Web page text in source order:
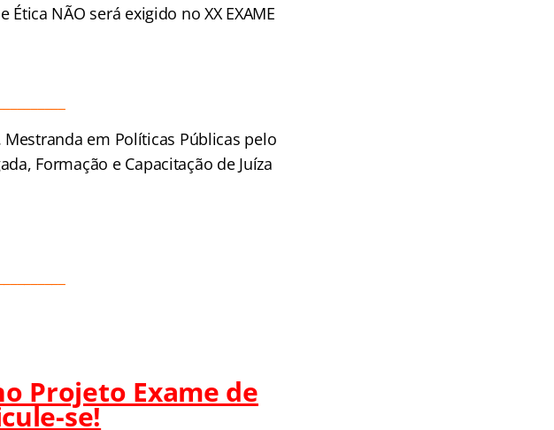
NÃO será exigido no XX EXAME
Mestranda em Políticas Públicas pelo
Formação e Capacitação de Juíza
Projeto Exame de
se!